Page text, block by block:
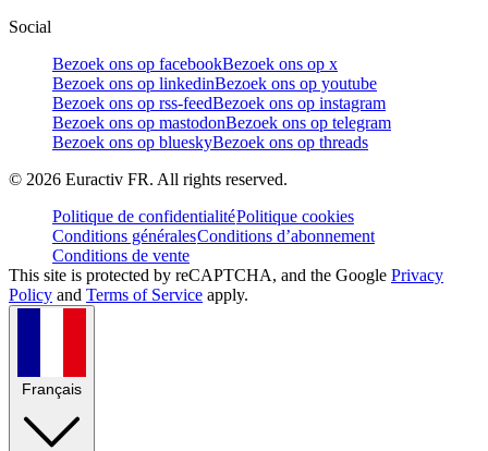
Social
Bezoek ons op facebookBezoek ons op x
Bezoek ons op linkedinBezoek ons op youtube
Bezoek ons op rss-feedBezoek ons op instagram
Bezoek ons op mastodonBezoek ons op telegram
Bezoek ons op blueskyBezoek ons op threads
© 2026 Euractiv FR. All rights reserved.
Politique de confidentialitéPolitique cookies
Conditions généralesConditions d’abonnement
Conditions de vente
This site is protected by reCAPTCHA, and the Google Privacy
Policy and Terms of Service apply.
Français